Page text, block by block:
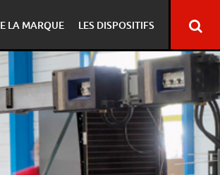
LA MARQUE LES DISPOSITIFS